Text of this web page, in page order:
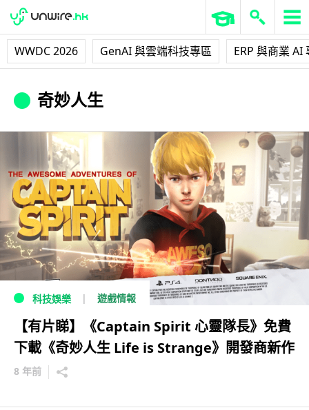
WWDC 2026 GenAI 與雲端科技專區 ERP 與商業 AI
奇妙人生
科技娛樂 遊戲情報
【有片睇】《Captain Spirit 心靈隊長》免費
下載《奇妙人生 Life is Strange》開發商新作
8 年前